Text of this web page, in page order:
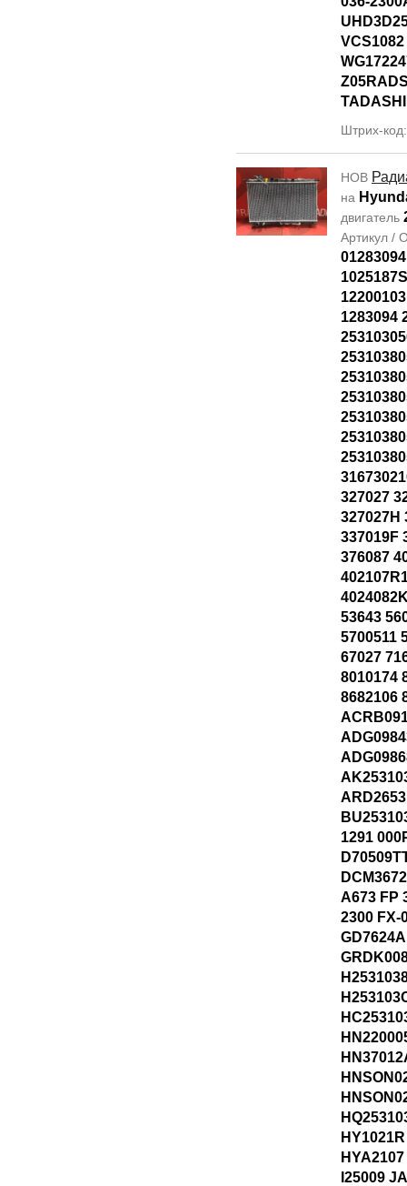
TADASHI
Штрих-
НОВ
на
двигатель
Артикул /
1283094
327027
327027H
337019F
376087
53643
5700511
67027
8010174
8682106
1291
A673 FP
2300 FX-
I25009